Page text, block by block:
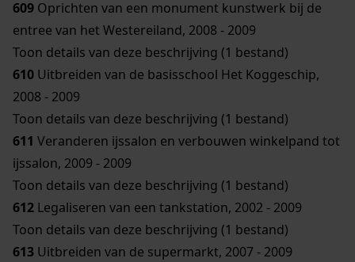
609 Oprichten van een monument kunstwerk bij de
entree van het Westereiland, 2008 - 2009
Toon details van deze beschrijving (1 bestand)
610 Uitbreiden van de basisschool Het Koggeschip,
2008 - 2009
Toon details van deze beschrijving (1 bestand)
611 Veranderen ijssalon en verbouwen winkelpand tot
ijssalon, 2009 - 2009
Toon details van deze beschrijving (1 bestand)
612 Legaliseren van een tankstation, 2002 - 2009
Toon details van deze beschrijving (1 bestand)
613 Uitbreiden van de supermarkt, 2007 - 2009